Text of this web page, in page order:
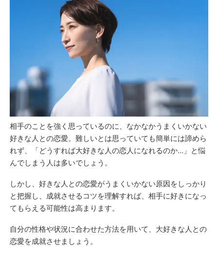
相手のことを強く思っているのに、なかなかうまくいかない
好きな人との恋愛。難しいとは思っていても簡単には諦めら
れず、「どうすれば大好きな人の恋人になれるのか...」と悩
んでしまう人は多いでしょう。
しかし、好きな人との恋愛がうまくいかない原因をしっかり
と把握し、成就させるコツを理解すれば、相手に好きになっ
てもらえる可能性は高まります。
自分の性格や状況に合わせた方法を用いて、大好きな人との
恋愛を成就させましょう。